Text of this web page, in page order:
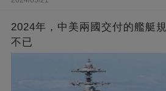
2024年，中美兩國交付的艦艇
不已